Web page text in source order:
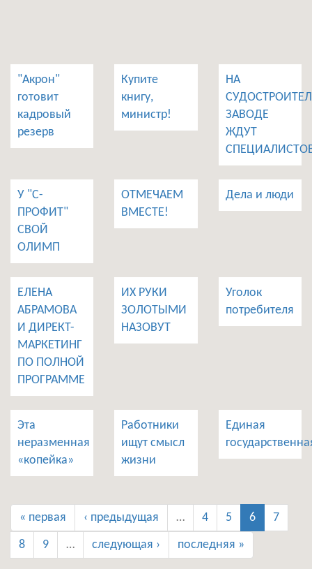
"Акрон"
готовит
кадровый
резерв
Купите
книгу,
министр!
НА
ЗАВОДЕ
ЖДУТ
У "С-
ПРОФИТ"
СВОЙ
ОЛИМП
ОТМЕЧАЕМ
ВМЕСТЕ!
Дела и люди
ЕЛЕНА
АБРАМОВА
И ДИРЕКТ-
МАРКЕТИНГ
ПО ПОЛНОЙ
ПРОГРАММЕ
ИХ РУКИ
ЗОЛОТЫМИ
НАЗОВУТ
Уголок
потребителя
Эта
неразменная
«копейка»
Работники
ищут смысл
жизни
Единая
« первая ‹ предыдущая … 4 5 6 7
8 9 … следующая › последняя »